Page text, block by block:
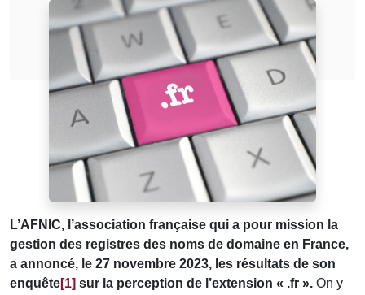
L’AFNIC, l’association française qui a pour mission la
gestion des registres des noms de domaine en France,
a annoncé, le 27 novembre 2023, les résultats de son
enquête[1] sur la perception de l’extension « .fr ». On y